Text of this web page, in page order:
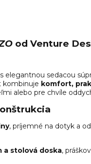
od Venture
s elegantnou sedacou
kombinuje komfort,
alebo pre chvíle
, príjemné na dotyk a
a stolová doska,